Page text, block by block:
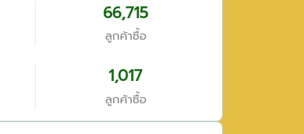
66,715
ลูกค้าซื้อ
1,017
ลูกค้าซื้อ